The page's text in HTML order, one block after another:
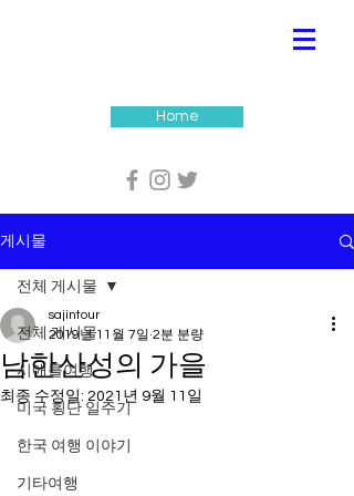
Home
게시물
전체 게시물
시애틀여행
미국 횡단 일주기
한국 여행 이야기
기타여행
전체 게시물
남한산성의 가을
sajintour
2019년 11월 7일 2분 분량
최종 수정일: 2021년 9월 11일